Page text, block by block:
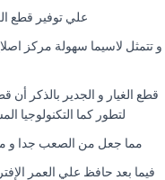
علي توفير قطع
و تتمثل لاسيما سهولة مركز
قطع الغيار و الجدير بالذكر أن
لتطور كما التكنولوجيا
مما جعل من الصعب جدا و من
فيما بعد حافظ علي العمر